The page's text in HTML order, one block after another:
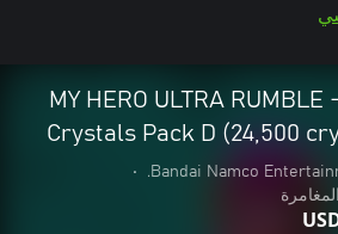
MY HERO ULTRA RUMBLE
Crystals Pack D (24,500
Bandai Namco
•